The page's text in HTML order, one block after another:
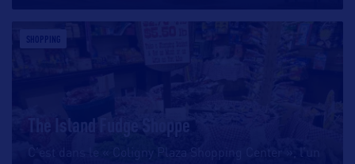
SHOPPING
The Island Fudge Shoppe
C’est dans le « Coligny Plaza Shopping Center », l’un